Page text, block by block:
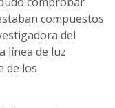
compuestos
del
línea de luz
de los